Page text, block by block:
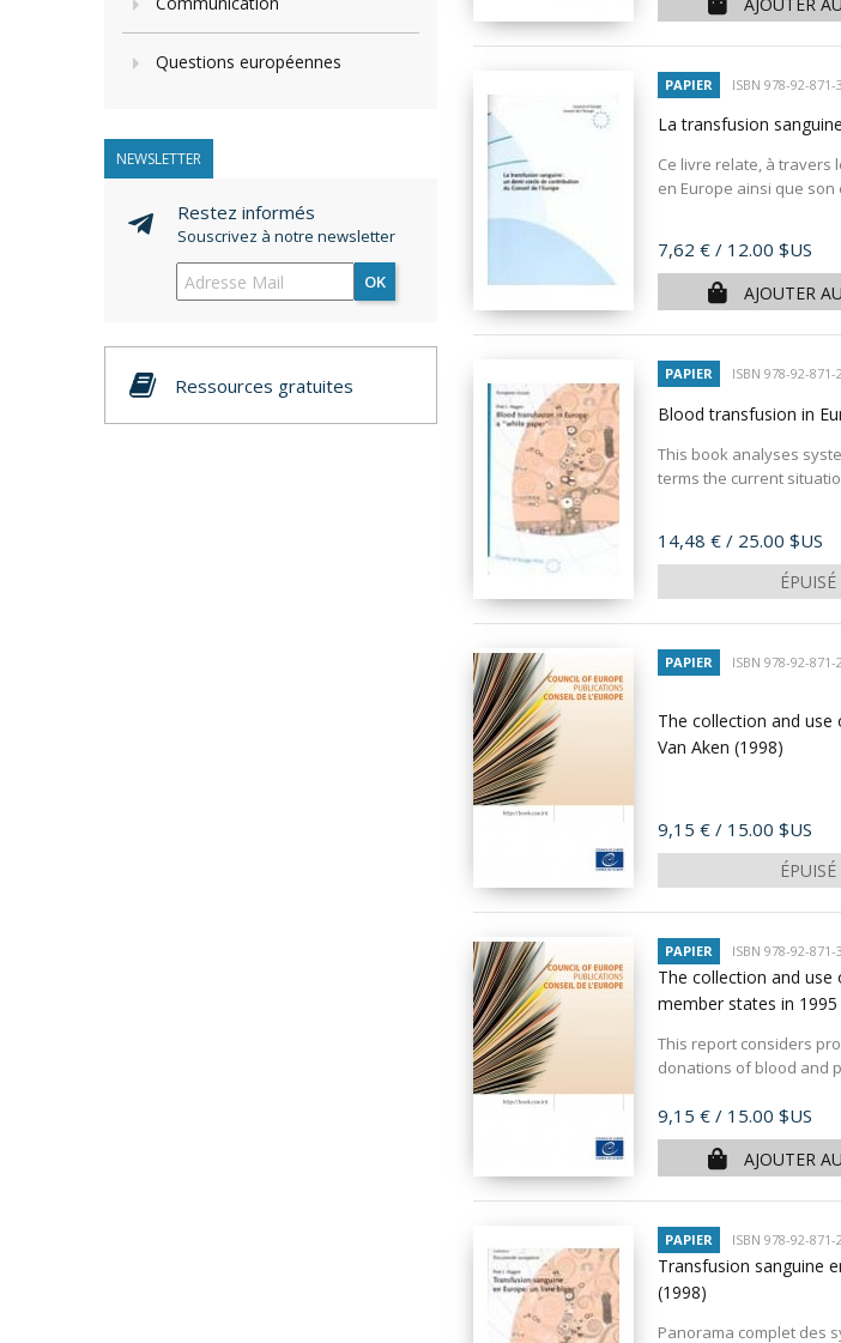
Questions européennes
NEWSLETTER
Restez informés
Souscrivez à notre newsletter
OK
Ressources gratuites
PAPIER ISBN 978-92-871-
La transfusion
Ce livre relate, à
en Europe ainsi que
Prix
7,62 € / 12.00 $US
AJOUTER
PAPIER ISBN 978-92-871-
Blood transfusion in
This book analyses
terms the current
Prix
14,48 € / 25.00 $US
ÉPUISÉ
PAPIER ISBN 978-92-871-
The collection and use
Van Aken (1998)
Prix
9,15 € / 15.00 $US
ÉPUISÉ
PAPIER ISBN 978-92-871-
The collection and
member states in 1995
This report considers
donations of blood and
Prix
9,15 € / 15.00 $US
AJOUTER
PAPIER ISBN 978-92-871-
Transfusion sanguine
(1998)
Panorama complet des